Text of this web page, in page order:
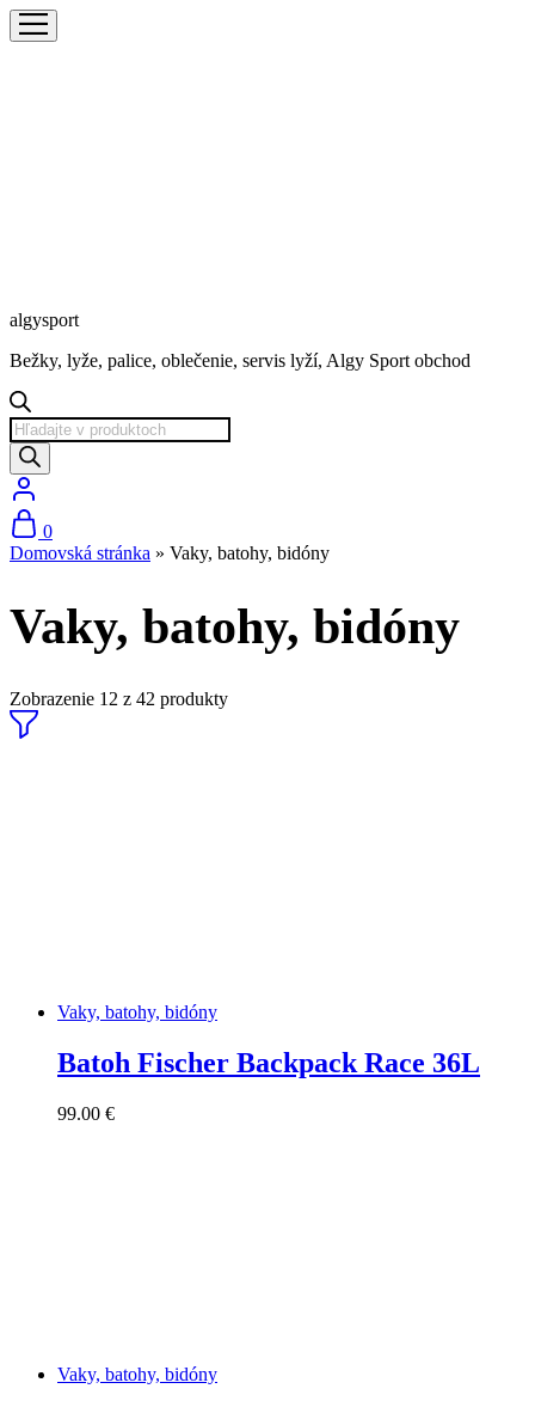
algysport
Bežky, lyže, palice, oblečenie, servis lyží, Algy Sport obchod
Products
search
0
Domovská stránka » Vaky, batohy, bidóny
Vaky, batohy, bidóny
Zobrazenie 12 z 42 produkty
Vaky, batohy, bidóny
Batoh Fischer Backpack Race 36L
99.00 €
Vaky, batohy, bidóny